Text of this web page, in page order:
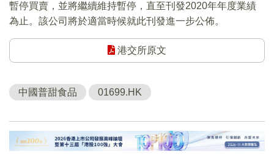
暫停買賣，並將繼續維持暫停，直至刊發2020年年度業績
為止。該公司將於適當時候就此刊發進一步公佈。
港交所原文
中國普甜食品 01699.HK